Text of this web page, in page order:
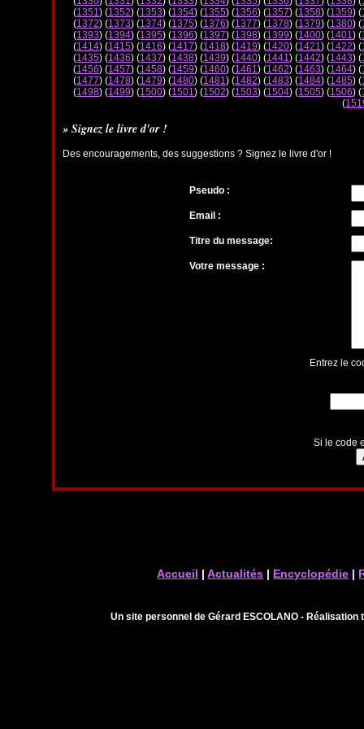
(1351) (1352) (1353) (1354) (1355) (1356) (1357) (1358) (1359) (
(1372) (1373) (1374) (1375) (1376) (1377) (1378) (1379) (1380) (
(1393) (1394) (1395) (1396) (1397) (1398) (1399) (1400) (1401) (
(1414) (1415) (1416) (1417) (1418) (1419) (1420) (1421) (1422) (
(1435) (1436) (1437) (1438) (1439) (1440) (1441) (1442) (1443) (
(1456) (1457) (1458) (1459) (1460) (1461) (1462) (1463) (1464) (
(1477) (1478) (1479) (1480) (1481) (1482) (1483) (1484) (1485) (
(1498) (1499) (1500) (1501) (1502) (1503) (1504) (1505) (1506) (
(
» Signez le livre d'or !
Des encouragements, des suggestions ? Signez le livre d'or !
Pseudo :
Email :
Titre du message:
Votre message :
Entrez le
Si le code
Accueil |Actualités | Encyclopédie |
Un site personnel de Gérard ESCOLANO -